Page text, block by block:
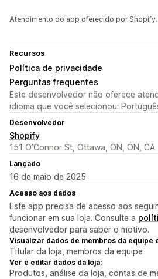
Atendimento do app oferecido por Shopify.
Recursos
Política de privacidade
Perguntas frequentes
Este desenvolvedor não oferece
idioma que você selecionou:
Desenvolvedor
Shopify
151 O’Connor St, Ottawa, ON, ON, CA
Lançado
16 de maio de 2025
Acesso aos dados
Este app precisa de acesso aos
funcionar em sua loja. Consulte a
desenvolvedor para saber o motivo.
Visualizar dados de membros da equipe
Titular da loja, membros da equipe
Ver e editar dados da loja:
Produtos, análise da loja, contas de